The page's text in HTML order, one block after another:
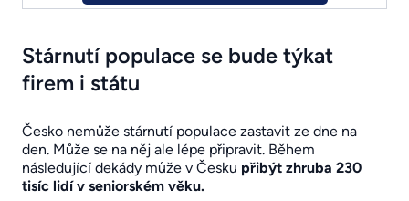
Stárnutí populace se bude týkat
firem i státu
Česko nemůže stárnutí populace zastavit ze dne na
den. Může se na něj ale lépe připravit. Během
následující dekády může v Česku přibýt zhruba 230
tisíc lidí v seniorském věku.